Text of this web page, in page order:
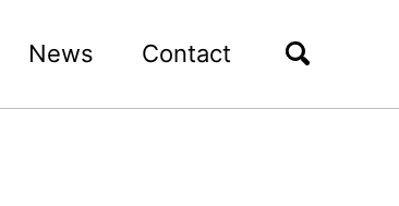
News Contact